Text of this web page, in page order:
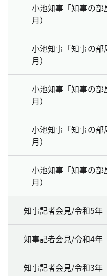
小池知事「知事の部
月）
小池知事「知事の
月）
小池知事「知事の部
月）
小池知事「知事の部
月）
小池知事「知事の部
月）
知事記者会見/令和5年
知事記者会見/令和4年
知事記者会見/令和3年